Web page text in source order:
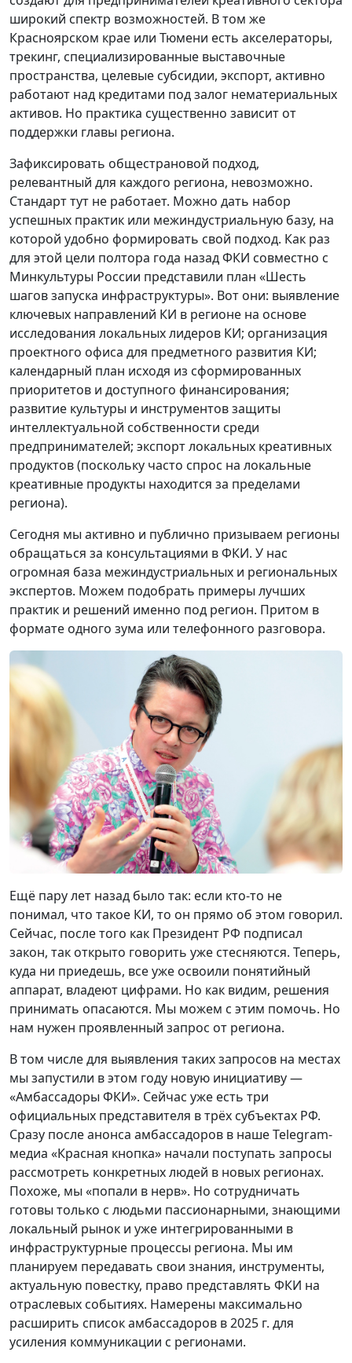
широкий спектр возможностей. В том же
Красноярском крае или Тюмени есть акселераторы,
трекинг, специализированные выставочные
пространства, целевые субсидии, экспорт, активно
работают над кредитами под залог нематериальных
активов. Но практика существенно зависит от
поддержки главы региона.
Зафиксировать общестрановой подход,
релевантный для каждого региона, невозможно.
Стандарт тут не работает. Можно дать набор
успешных практик или межиндустриальную базу, на
которой удобно формировать свой подход. Как раз
для этой цели полтора года назад ФКИ совместно с
Минкультуры России представили план «Шесть
шагов запуска инфраструктуры». Вот они: выявление
ключевых направлений КИ в регионе на основе
исследования локальных лидеров КИ; организация
проектного офиса для предметного развития КИ;
календарный план исходя из сформированных
приоритетов и доступного финансирования;
развитие культуры и инструментов защиты
интеллектуальной собственности среди
предпринимателей; экспорт локальных креативных
продуктов (поскольку часто спрос на локальные
креативные продукты находится за пределами
региона).
Сегодня мы активно и публично призываем регионы
обращаться за консультациями в ФКИ. У нас
огромная база межиндустриальных и региональных
экспертов. Можем подобрать примеры лучших
практик и решений именно под регион. Притом в
формате одного зума или телефонного разговора.
Ещё пару лет назад было так: если кто-то не
понимал, что такое КИ, то он прямо об этом говорил.
Сейчас, после того как Президент РФ подписал
закон, так открыто говорить уже стесняются. Теперь,
куда ни приедешь, все уже освоили понятийный
аппарат, владеют цифрами. Но как видим, решения
принимать опасаются. Мы можем с этим помочь. Но
нам нужен проявленный запрос от региона.
В том числе для выявления таких запросов на местах
мы запустили в этом году новую инициативу —
«Амбассадоры ФКИ». Сейчас уже есть три
официальных представителя в трёх субъектах РФ.
Сразу после анонса амбассадоров в наше Telegram-
медиа «Красная кнопка» начали поступать запросы
рассмотреть конкретных людей в новых регионах.
Похоже, мы «попали в нерв». Но сотрудничать
готовы только с людьми пассионарными, знающими
локальный рынок и уже интегрированными в
инфраструктурные процессы региона. Мы им
планируем передавать свои знания, инструменты,
актуальную повестку, право представлять ФКИ на
отраслевых событиях. Намерены максимально
расширить список амбассадоров в 2025 г. для
усиления коммуникации с регионами.